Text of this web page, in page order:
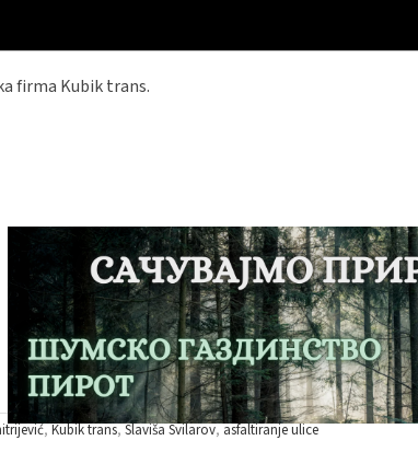
firma Kubik trans.
Kubik trans Slaviša Svilarov asfaltiranje ulice